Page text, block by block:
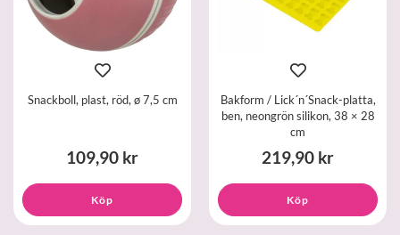
Snackboll, plast, röd, ø 7,5 cm
109,90 kr
Köp
Bakform / Lick´n´Snack-platta,
ben, neongrön silikon, 38 × 28
cm
219,90 kr
Köp